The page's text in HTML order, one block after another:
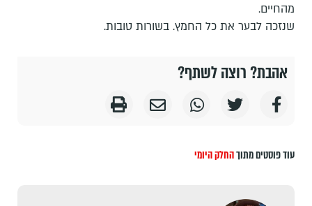
מהחיים.
שנזכה לבער את כל החמץ. בשורות טובות.
אהבת? רוצה לשתף?
עוד פוסטים מתוךהחלק היומי